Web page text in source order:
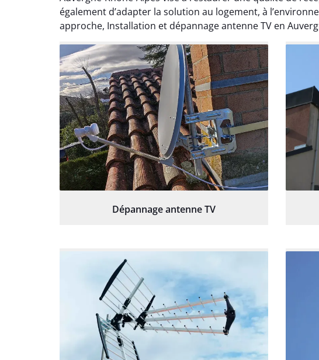
également d’adapter la solution au logement, à
approche, Installation et dépannage antenne TV en
Dépannage antenne TV